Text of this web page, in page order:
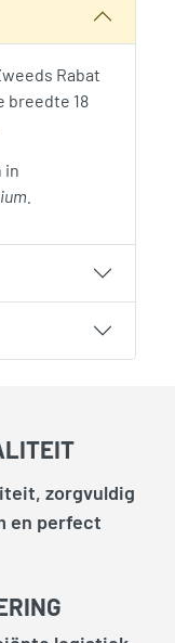
Rabat
breedte 18
in
zorgvuldig
en perfect